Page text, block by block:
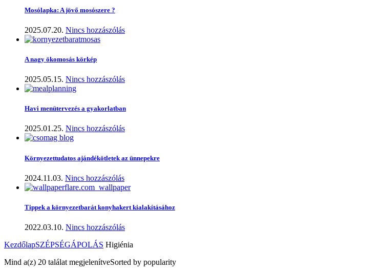
Mosólapka: A jövő mosószere ?
2025.07.20. Nincs hozzászólás
A nagy ökomosás körkép
2025.05.15. Nincs hozzászólás
Havi menütervezés a gyakorlatban
2025.01.25. Nincs hozzászólás
Környezettudatos ajándékötletek az ünnepekre
2024.11.03. Nincs hozzászólás
Tippek a környezetbarát konyhakert kialakításához
2022.03.10. Nincs hozzászólás
KezdőlapSZÉPSÉGÁPOLÁS Higiénia
Mind a(z) 20 találat megjelenítveSorted by popularity